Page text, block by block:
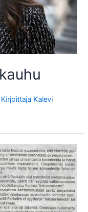
Kalevi